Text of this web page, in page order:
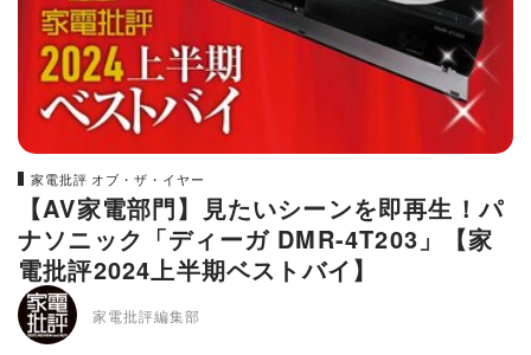
家電批評 オブ・ザ・イヤー
【AV家電部門】見たいシーンを即再生！パ
ナソニック「ディーガ DMR-4T203」【家
電批評2024上半期ベストバイ】
家電批評編集部